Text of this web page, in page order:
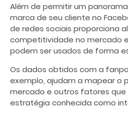
Além de permitir um
marca de seu cliente no
de redes sociais proporciona
competitividade no mercado
podem ser usados de forma
Os dados obtidos com a
exemplo, ajudam a mapear o
mercado e outros fatores que
estratégia conhecida como